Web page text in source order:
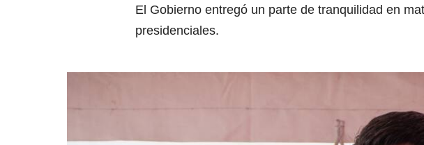
El Gobierno entregó un parte de tranquilidad en
presidenciales.